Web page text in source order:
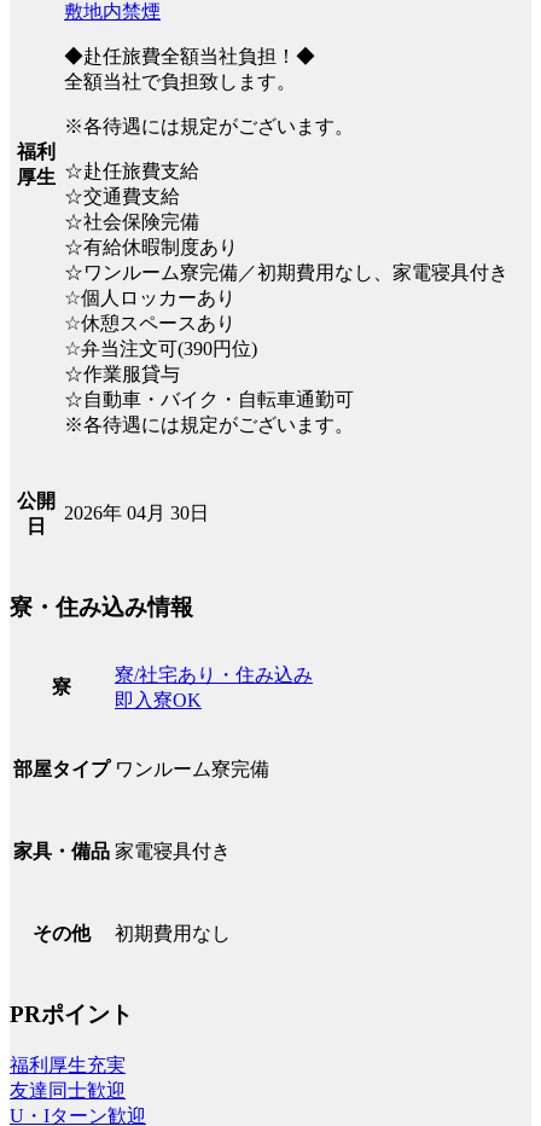
福利
厚生
敷地内禁煙
◆赴任旅費全額当社負担！◆
全額当社で負担致します。
※各待遇には規定がございます。
☆赴任旅費支給
☆交通費支給
☆社会保険完備
☆有給休暇制度あり
☆ワンルーム寮完備／初期費用なし、家電寝具付き
☆個人ロッカーあり
☆休憩スペースあり
☆弁当注文可(390円位)
☆作業服貸与
☆自動車・バイク・自転車通勤可
※各待遇には規定がございます。
公開
日
2026年 04月 30日
寮・住み込み情報
寮
寮/社宅あり・住み込み
即入寮OK
部屋タイプ ワンルーム寮完備
家具・備品 家電寝具付き
その他 初期費用なし
PRポイント
福利厚生充実
友達同士歓迎
U・Iターン歓迎